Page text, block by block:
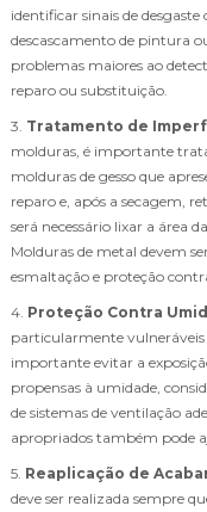
identificar sinais de desgaste
descascamento de pintura
problemas maiores ao
reparo ou substituição.
3. Tratamento de
molduras, é importante
molduras de gesso que
reparo e, após a secagem,
será necessário lixar a área
Molduras de metal devem
esmaltação e proteção
4. Proteção Contra
particularmente vulneráveis
importante evitar a
propensas à umidade,
de sistemas de ventilação
apropriados também pode
5. Reaplicação de
deve ser realizada sempre